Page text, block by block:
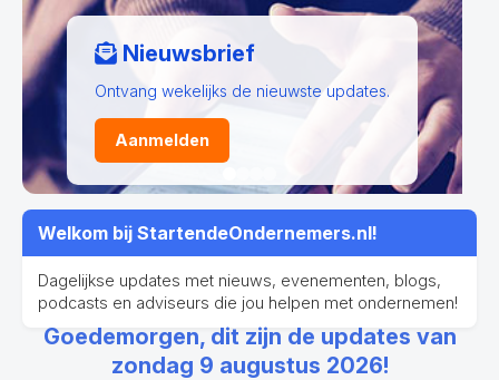
Doe mee
Meld je website aan en jouw updates
Aanmelden
Welkom bij StartendeOndernemers.nl!
Dagelijkse updates met nieuws, evenementen, blogs,
podcasts en adviseurs die jou helpen met ondernemen!
Goedemorgen, dit zijn de updates van
zondag 9 augustus 2026!